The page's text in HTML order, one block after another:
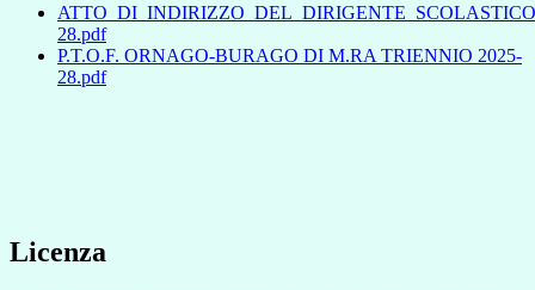
28.pdf
P.T.O.F. ORNAGO-BURAGO DI M.RA TRIENNIO 2025-
28.pdf
Licenza